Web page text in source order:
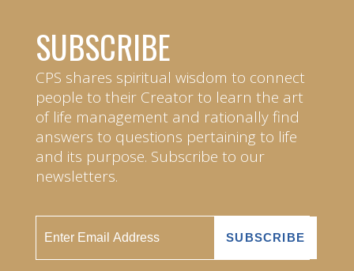
SUBSCRIBE
CPS shares spiritual wisdom to connect
people to their Creator to learn the art
of life management and rationally find
answers to questions pertaining to life
and its purpose. Subscribe to our
newsletters.